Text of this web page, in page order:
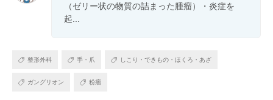
（ゼリー状の物質の詰まった腫瘤）・炎症を
起...
整形外科 手・爪 しこり・できもの・ほくろ・あざ
ガングリオン 粉瘤